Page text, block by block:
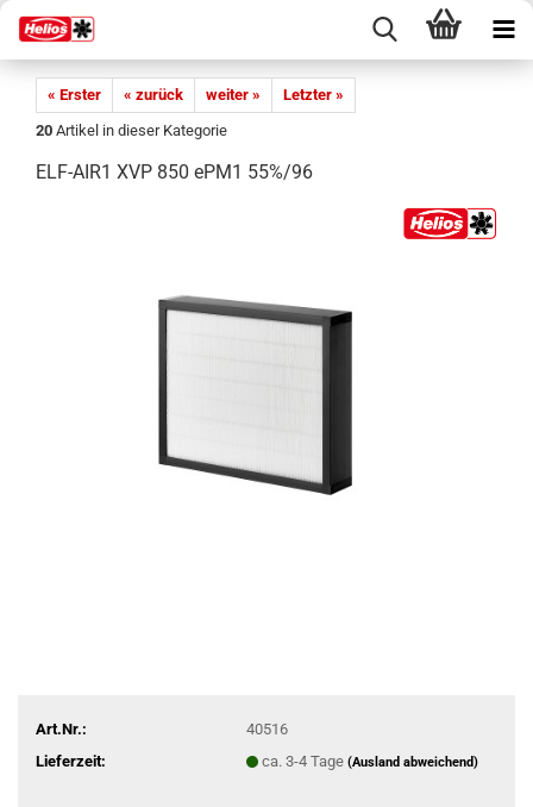
« Erster « zurück weiter »
Letzter »
20 Artikel in dieser Kategorie
ELF-AIR1 XVP 850 ePM1 55%/96
Art.Nr.:
40516
Lieferzeit:
ca. 3-4 Tage (Ausland abweichend)